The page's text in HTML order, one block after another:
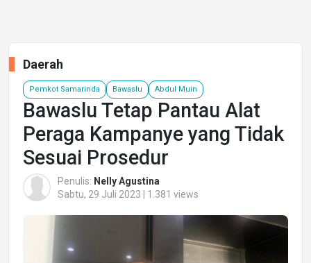
Daerah
Pemkot Samarinda Bawaslu Abdul Muin
Bawaslu Tetap Pantau Alat
Peraga Kampanye yang Tidak
Sesuai Prosedur
Penulis: Nelly Agustina
Sabtu, 29 Juli 2023 | 1.381 views